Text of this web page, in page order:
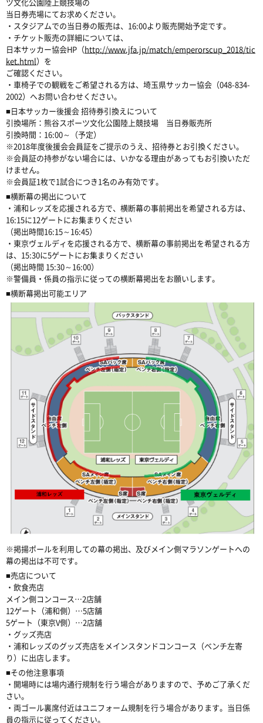
当日券売場にてお求めください。
・スタジアムでの当日券の販売は、16:00より販売開始予定です。
・チケット販売の詳細については、
日本サッカー協会HP（http://www.jfa.jp/match/emperorscup_2018/tic
ket.html）を
ご確認ください。
・車椅子での観戦をご希望される方は、埼玉県サッカー協会（048-834-
2002）へお問い合わせください。
■日本サッカー後援会 招待券引換えについて
引換場所：熊谷スポーツ文化公園陸上競技場 当日券販売所
引換時間：16:00～（予定）
※2018年度後援会会員証をご提示のうえ、招待券とお引換ください。
※会員証の持参がない場合には、いかなる理由があってもお引換いただ
けません。
※会員証1枚で1試合につき1名のみ有効です。
■横断幕の掲出について
・浦和レッズを応援される方で、横断幕の事前掲出を希望される方は、
16:15に12ゲートにお集まりください
（掲出時間16:15～16:45）
・東京ヴェルディを応援される方で、横断幕の事前掲出を希望される方
は、15:30に5ゲートにお集まりください
（掲出時間 15:30～16:00）
※警備員・係員の指示に従っての横断幕掲出をお願いします。
■横断幕掲出可能エリア
※掲揚ポールを利用しての幕の掲出、及びメイン側マラソンゲートへの
幕の掲出は不可です。
■売店について
・飲食売店
メイン側コンコース…2店舗
12ゲート（浦和側）…5店舗
5ゲート（東京V側）…2店舗
・グッズ売店
・浦和レッズのグッズ売店をメインスタンドコンコース（ベンチ左寄
り）に出店します。
■その他注意事項
・開場時には場内通行規制を行う場合がありますので、予めご了承くだ
さい。
・両ゴール裏席付近はユニフォーム規制を行う場合があります。当日係
員の指示に従ってください。